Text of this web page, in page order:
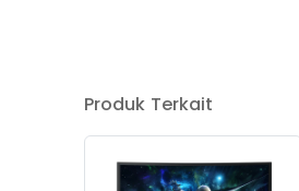
Produk Terkait